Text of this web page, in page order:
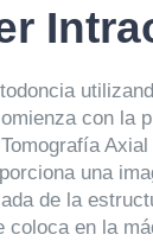
con la
Axial
una
de la
coloca en la